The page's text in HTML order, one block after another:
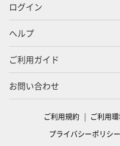
ログイン
ヘルプ
ご利用ガイド
お問い合わせ
ご利用規約 ご利用
プライバシーポリシー